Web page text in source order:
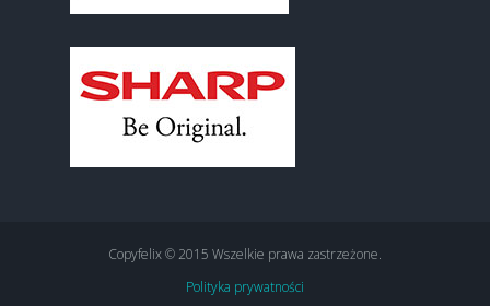
Copyfelix © 2015 Wszelkie prawa zastrzeżone.
Polityka prywatności